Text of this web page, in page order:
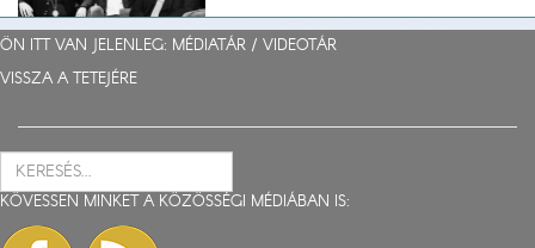
ÖN ITT VAN JELENLEG: MÉDIATÁR / VIDEOTÁR
VISSZA A TETEJÉRE
KÖVESSEN MINKET A KÖZÖSSÉGI MÉDIÁBAN IS: